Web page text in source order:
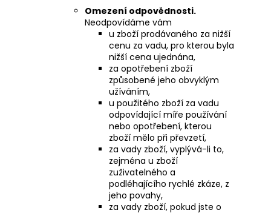
Omezení odpovědnosti.
Neodpovídáme vám
u zboží prodávaného za nižší
cenu za vadu, pro kterou byla
nižší cena ujednána,
za opotřebení zboží
způsobené jeho obvyklým
užíváním,
u použitého zboží za vadu
odpovídající míře používání
nebo opotřebení, kterou
zboží mělo při převzetí,
za vady zboží, vyplývá-li to,
zejména u zboží
zuživatelného a
podléhajícího rychlé zkáze, z
jeho povahy,
za vady zboží, pokud jste o